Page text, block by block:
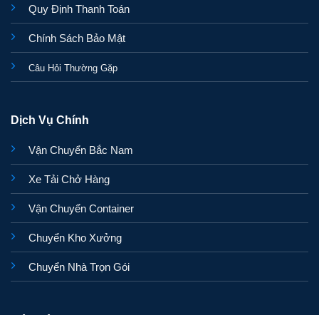
Quy Định Thanh Toán
Chính Sách Bảo Mật
Câu Hỏi Thường Gặp
Dịch Vụ Chính
Vận Chuyển Bắc Nam
Xe Tải Chở Hàng
Vận Chuyển Container
Chuyển Kho Xưởng
Chuyển Nhà Trọn Gói